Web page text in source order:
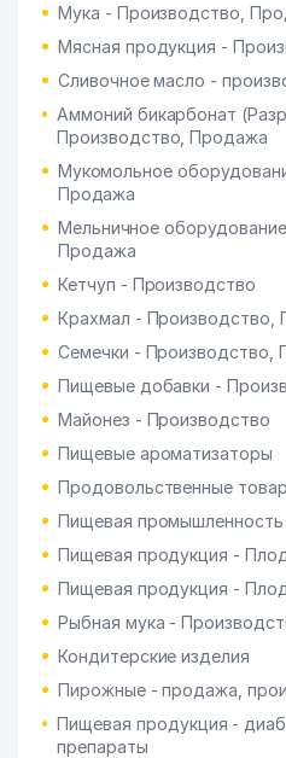
Мука - Производство,
Мясная продукция -
Сливочное масло -
Аммоний бикарбонат
Производство, Продажа
Мукомольное
Продажа
Мельничное
Продажа
Кетчуп - Производство
Крахмал - Производство,
Семечки - Производство,
Пищевые добавки -
Майонез - Производство
Пищевые ароматизаторы
Продовольственные
Пищевая
Пищевая продукция -
Пищевая продукция -
Рыбная мука -
Кондитерские изделия
Пирожные - продажа,
Пищевая продукция -
препараты